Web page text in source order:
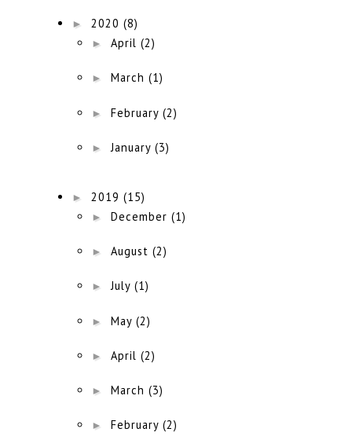
► 2020(8)
►April(2)
►March(1)
►February(2)
►January(3)
► 2019(15)
►December(1)
►August(2)
►July(1)
►May(2)
►April(2)
►March(3)
►February(2)